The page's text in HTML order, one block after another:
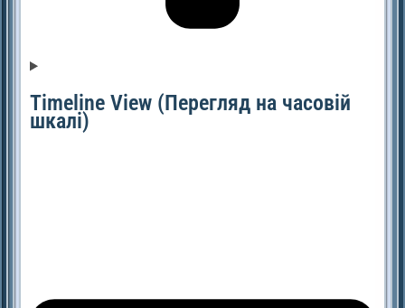
Timeline View (Перегляд на часовій
шкалі)